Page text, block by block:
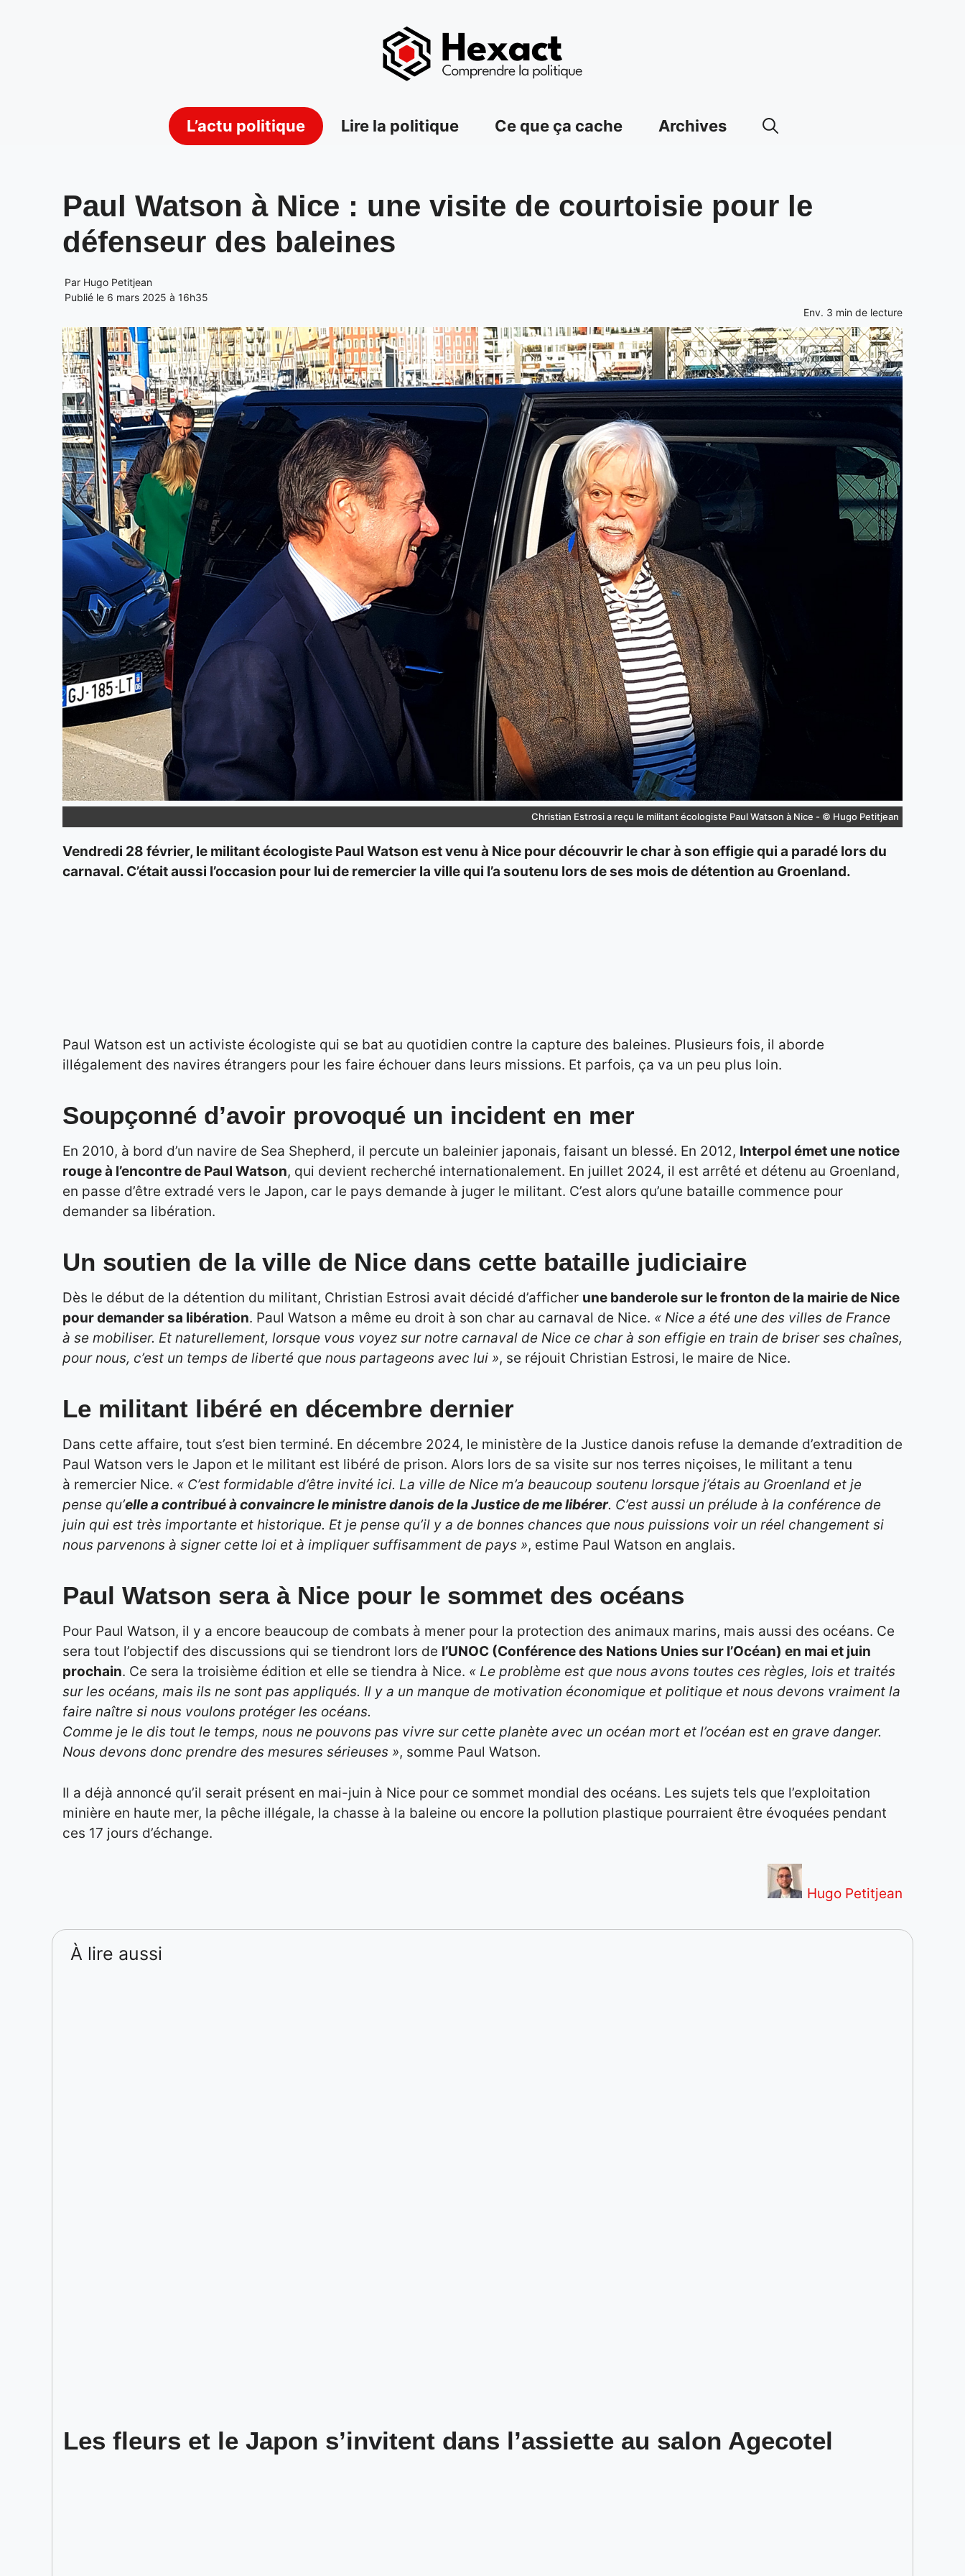
L’actu politique Lire la politique Ce que ça cache Archives
Paul Watson à Nice : une visite de courtoisie pour le
défenseur des baleines
Par Hugo Petitjean
Publié le 6 mars 2025 à 16h35
Env. 3 min de lecture
Christian Estrosi a reçu le militant écologiste Paul Watson à Nice - © Hugo Petitjean
Vendredi 28 février, le militant écologiste Paul Watson est venu à Nice pour découvrir le char à son effigie qui a paradé lors du
carnaval. C’était aussi l’occasion pour lui de remercier la ville qui l’a soutenu lors de ses mois de détention au Groenland.
Paul Watson est un activiste écologiste qui se bat au quotidien contre la capture des baleines. Plusieurs fois, il aborde
illégalement des navires étrangers pour les faire échouer dans leurs missions. Et parfois, ça va un peu plus loin.
Soupçonné d’avoir provoqué un incident en mer
En 2010, à bord d’un navire de Sea Shepherd, il percute un baleinier japonais, faisant un blessé. En 2012, Interpol émet une notice
rouge à l’encontre de Paul Watson, qui devient recherché internationalement. En juillet 2024, il est arrêté et détenu au Groenland,
en passe d’être extradé vers le Japon, car le pays demande à juger le militant. C’est alors qu’une bataille commence pour
demander sa libération.
Un soutien de la ville de Nice dans cette bataille judiciaire
Dès le début de la détention du militant, Christian Estrosi avait décidé d’afficher une banderole sur le fronton de la mairie de Nice
pour demander sa libération. Paul Watson a même eu droit à son char au carnaval de Nice. « Nice a été une des villes de France
à se mobiliser. Et naturellement, lorsque vous voyez sur notre carnaval de Nice ce char à son effigie en train de briser ses chaînes,
pour nous, c’est un temps de liberté que nous partageons avec lui », se réjouit Christian Estrosi, le maire de Nice.
Le militant libéré en décembre dernier
Dans cette affaire, tout s’est bien terminé. En décembre 2024, le ministère de la Justice danois refuse la demande d’extradition de
Paul Watson vers le Japon et le militant est libéré de prison. Alors lors de sa visite sur nos terres niçoises, le militant a tenu
à remercier Nice. « C’est formidable d’être invité ici. La ville de Nice m’a beaucoup soutenu lorsque j’étais au Groenland et je
pense qu’elle a contribué à convaincre le ministre danois de la Justice de me libérer. C’est aussi un prélude à la conférence de
juin qui est très importante et historique. Et je pense qu’il y a de bonnes chances que nous puissions voir un réel changement si
nous parvenons à signer cette loi et à impliquer suffisamment de pays », estime Paul Watson en anglais.
Paul Watson sera à Nice pour le sommet des océans
Pour Paul Watson, il y a encore beaucoup de combats à mener pour la protection des animaux marins, mais aussi des océans. Ce
sera tout l’objectif des discussions qui se tiendront lors de l’UNOC (Conférence des Nations Unies sur l’Océan) en mai et juin
prochain. Ce sera la troisième édition et elle se tiendra à Nice. « Le problème est que nous avons toutes ces règles, lois et traités
sur les océans, mais ils ne sont pas appliqués. Il y a un manque de motivation économique et politique et nous devons vraiment la
faire naître si nous voulons protéger les océans.
Comme je le dis tout le temps, nous ne pouvons pas vivre sur cette planète avec un océan mort et l’océan est en grave danger.
Nous devons donc prendre des mesures sérieuses », somme Paul Watson.
Il a déjà annoncé qu’il serait présent en mai-juin à Nice pour ce sommet mondial des océans. Les sujets tels que l’exploitation
minière en haute mer, la pêche illégale, la chasse à la baleine ou encore la pollution plastique pourraient être évoquées pendant
ces 17 jours d’échange.
Hugo Petitjean
À lire aussi
Les fleurs et le Japon s’invitent dans l’assiette au salon Agecotel